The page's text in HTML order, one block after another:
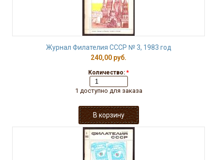
Журнал Филателия СССР № 3, 1983 год
240,00 руб.
Количество: *
1 доступно для заказа